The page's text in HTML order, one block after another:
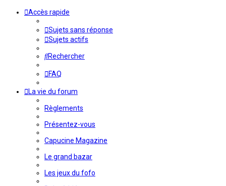
Accès rapide
Sujets sans réponse
Sujets actifs
Rechercher
FAQ
La vie du forum
Règlements
Présentez-vous
Capucine Magazine
Le grand bazar
Les jeux du fofo